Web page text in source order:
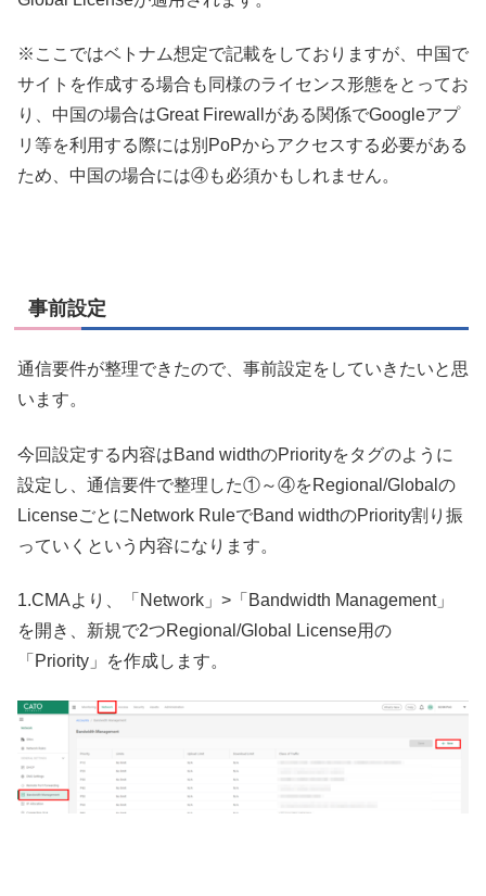
※ここではベトナム想定で記載をしておりますが、中国で
サイトを作成する場合も同様のライセンス形態をとってお
り、中国の場合はGreat Firewallがある関係でGoogleアプ
リ等を利用する際には別PoPからアクセスする必要がある
ため、中国の場合には④も必須かもしれません。
事前設定
通信要件が整理できたので、事前設定をしていきたいと思
います。
今回設定する内容はBand widthのPriorityをタグのように
設定し、通信要件で整理した①～④をRegional/Globalの
LicenseごとにNetwork RuleでBand widthのPriority割り振
っていくという内容になります。
1.CMAより、「Network」>「Bandwidth Management」
を開き、新規で2つRegional/Global License用の
「Priority」を作成します。